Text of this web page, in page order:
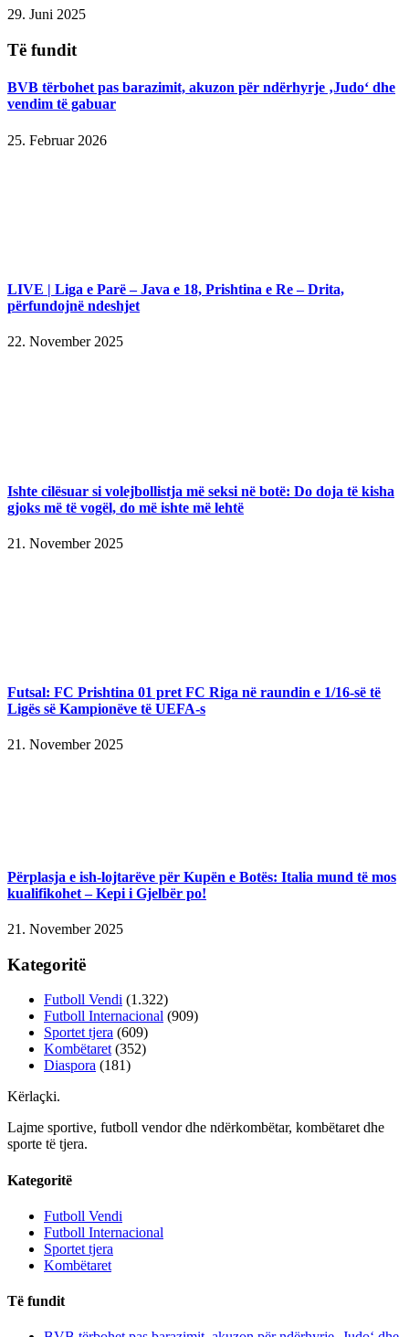
29. Juni 2025
Të fundit
BVB tërbohet pas barazimit, akuzon për ndërhyrje ‚Judo‘ dhe
vendim të gabuar
25. Februar 2026
LIVE | Liga e Parë – Java e 18, Prishtina e Re – Drita,
përfundojnë ndeshjet
22. November 2025
Ishte cilësuar si volejbollistja më seksi në botë: Do doja të kisha
gjoks më të vogël, do më ishte më lehtë
21. November 2025
Futsal: FC Prishtina 01 pret FC Riga në raundin e 1/16-së të
Ligës së Kampionëve të UEFA-s
21. November 2025
Përplasja e ish-lojtarëve për Kupën e Botës: Italia mund të mos
kualifikohet – Kepi i Gjelbër po!
21. November 2025
Kategoritë
Futboll Vendi (1.322)
Futboll Internacional (909)
Sportet tjera (609)
Kombëtaret (352)
Diaspora (181)
Kërlaçki.
Lajme sportive, futboll vendor dhe ndërkombëtar, kombëtaret dhe
sporte të tjera.
Kategoritë
Futboll Vendi
Futboll Internacional
Sportet tjera
Kombëtaret
Të fundit